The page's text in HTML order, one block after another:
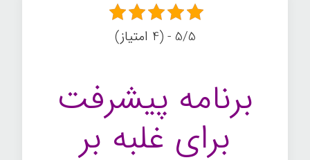
5/5 - (4 امتیاز)
برنامه پیشرفت
برای غلبه بر